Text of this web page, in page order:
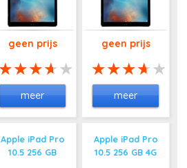
geen prijs
meer
geen prijs
meer
Apple iPad Pro
10.5 256 GB
Apple iPad Pro
10.5 256 GB 4G